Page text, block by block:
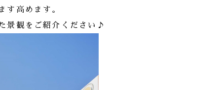
す高めます。
景観をご紹介ください♪